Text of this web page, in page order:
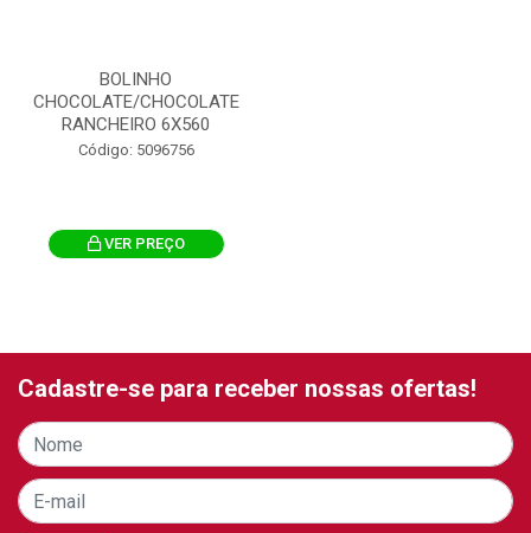
BOLINHO
CHOCOLATE/CHOCOLATE
RANCHEIRO 6X560
Código: 5096756
VER PREÇO
Cadastre-se para receber nossas ofertas!